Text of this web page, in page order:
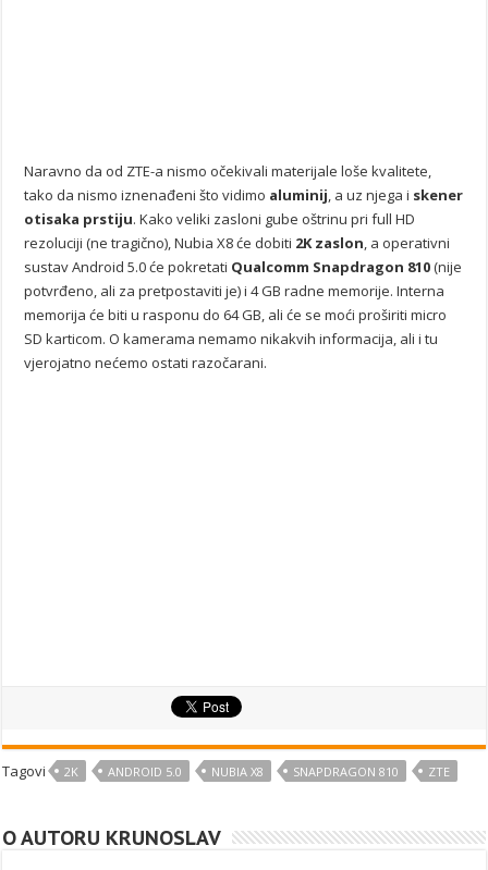
Naravno da od ZTE-a nismo očekivali materijale loše kvalitete,
tako da nismo iznenađeni što vidimo aluminij, a uz njega i skener
otisaka prstiju. Kako veliki zasloni gube oštrinu pri full HD
rezoluciji (ne tragično), Nubia X8 će dobiti 2K zaslon, a operativni
sustav Android 5.0 će pokretati Qualcomm Snapdragon 810(nije
potvrđeno, ali za pretpostaviti je) i 4 GB radne memorije. Interna
memorija će biti u rasponu do 64 GB, ali će se moći proširiti micro
SD karticom. O kamerama nemamo nikakvih informacija, ali i tu
vjerojatno nećemo ostati razočarani.
Tagovi 2K ANDROID 5.0 NUBIA X8 SNAPDRAGON 810 ZTE
O AUTORU KRUNOSLAV